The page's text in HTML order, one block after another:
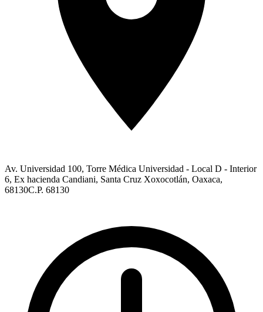
Av. Universidad 100, Torre Médica Universidad - Local D - Interior
6, Ex hacienda Candiani, Santa Cruz Xoxocotlán, Oaxaca,
68130C.P. 68130